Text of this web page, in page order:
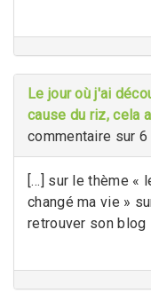
Le jour où j'ai
cause du riz, cela
commentaire sur
[…] sur le thème «
changé ma vie »
retrouver son blog